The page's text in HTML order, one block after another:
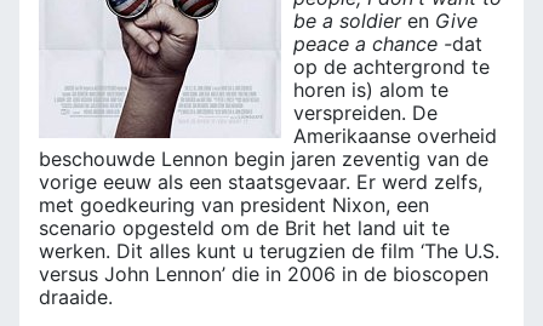
be a soldier en Give
peace a chance -dat
op de achtergrond te
horen is) alom te
verspreiden. De
Amerikaanse overheid
beschouwde Lennon begin jaren zeventig van de
vorige eeuw als een staatsgevaar. Er werd zelfs,
met goedkeuring van president Nixon, een
scenario opgesteld om de Brit het land uit te
werken. Dit alles kunt u terugzien de film ‘The U.S.
versus John Lennon’ die in 2006 in de bioscopen
draaide.